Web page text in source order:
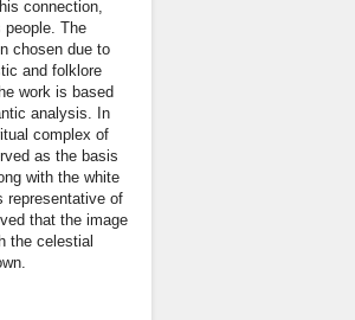
connection,
The
chosen due to
and folklore
work is based
analysis. In
complex of
as the basis
with the white
representative of
that the image
the celestial